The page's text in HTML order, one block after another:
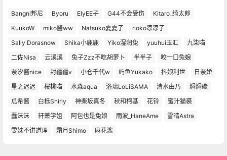
Bangni邦尼 Byoru ElyEE子 G44不会受伤
Kitaro_绮太郎
KuukoW
miko酱ww Natsuko夏夏子
rioko凉凉子
Sally Dorasnow
Shika小鹿鹿 Yiko湿润兔 yuuhui玉汇
九柒喵
二佐Nisa
云溪溪 兔子Zzz不吃胡萝卜 半半子
咬一口兔娘
奈汐酱nice
封疆疆v 小仓千代w 屿鱼Yukako 抖娘利世
日奈娇
星之迟迟
桜桃喵 水淼aqua 洛璃LoLiSAMA 清水由乃
焖焖碳
瓜希酱
白栎Shirly 神楽坂真冬 秋和柯基 花铃
蜜汁猫裘
蠢沫沫
轩萧学姐 阿包也是兔娘 雨波_HaneAme
雪晴Astra
雯妹不讲道理
霜月Shimo 麻花酱